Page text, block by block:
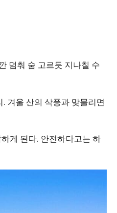
멈춰 숨 고르듯 지나칠 수
겨울 산의 삭풍과 맞물리면
게 된다. 안전하다고는 하